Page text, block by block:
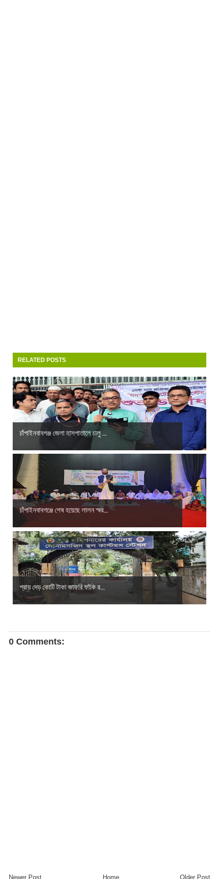
RELATED POSTS
চাঁপাইনবাবগঞ্জ জেলা হাসপাতালে চালু ...
চাঁপাইনবাবগঞ্জে শেষ হয়েছে লালন স্মর...
প্রায় দেড় কোটি টাকা জাফরি ফাঁকি র...
0 Comments:
Newer Post Older Post
Home